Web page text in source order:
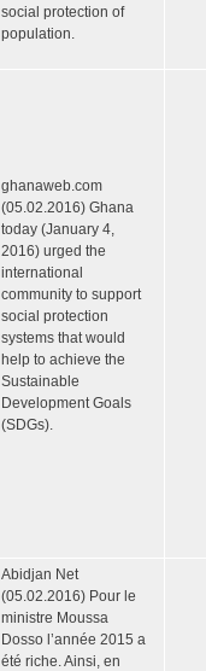
social protection of
population.
ghanaweb.com
(05.02.2016) Ghana
today (January 4,
2016) urged the
international
community to support
social protection
systems that would
help to achieve the
Sustainable
Development Goals
(SDGs).
Abidjan Net
(05.02.2016) Pour le
ministre Moussa
Dosso l’année 2015 a
été riche. Ainsi, en